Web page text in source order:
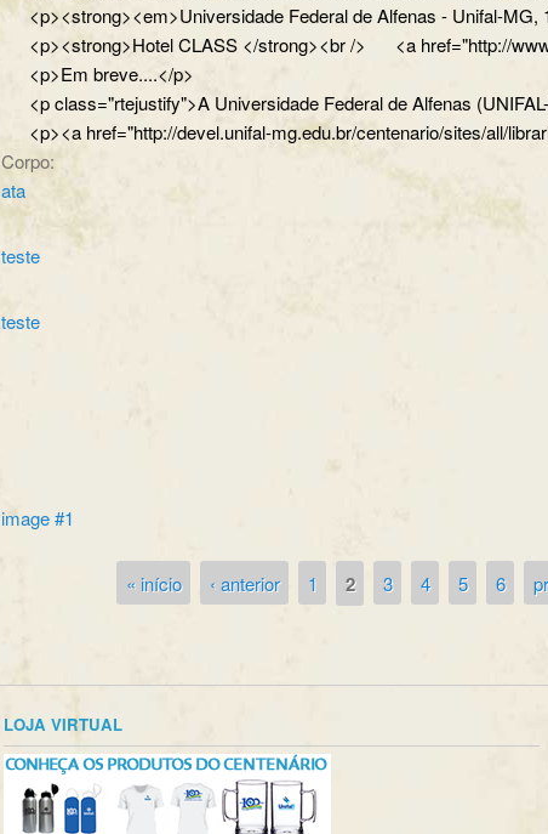
<p><strong><em>Universidade Federal de Alfenas - Unifal-
<p><strong>Hotel CLASS </strong><br /> <a href="http://
<p>Em breve....</p>
<p class="rtejustify">A Universidade Federal de Alfenas
<p><a href="http://devel.unifal-mg.edu.br/centenario/sites/all/
Corpo:
ata
teste
teste
image #1
« início ‹ anterior 1 2 3 4 5 6
LOJA VIRTUAL